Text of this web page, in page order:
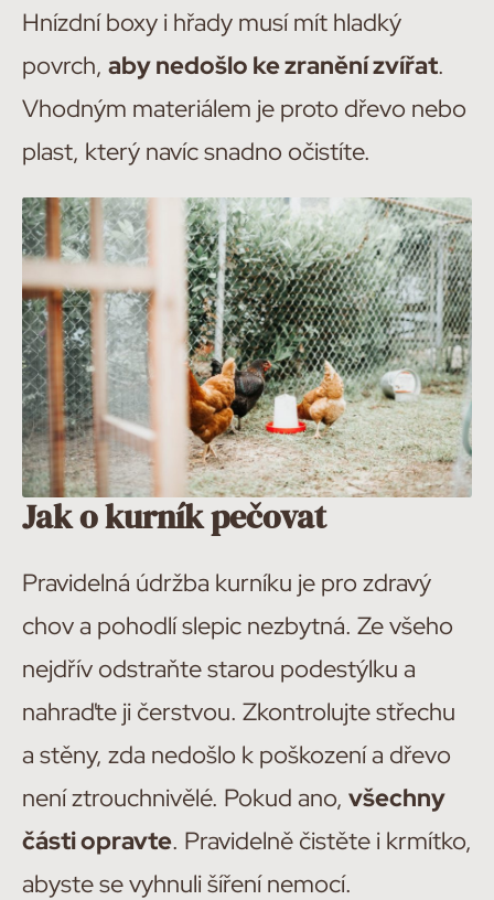
Hnízdní boxy i hřady musí mít hladký
povrch, aby nedošlo ke zranění zvířat.
Vhodným materiálem je proto dřevo nebo
plast, který navíc snadno očistíte.
Jak o kurník pečovat
Pravidelná údržba kurníku je pro zdravý
chov a pohodlí slepic nezbytná. Ze všeho
nejdřív odstraňte starou podestýlku a
nahraďte ji čerstvou. Zkontrolujte střechu
a stěny, zda nedošlo k poškození a dřevo
není ztrouchnivělé. Pokud ano, všechny
části opravte. Pravidelně čistěte i krmítko,
abyste se vyhnuli šíření nemocí.